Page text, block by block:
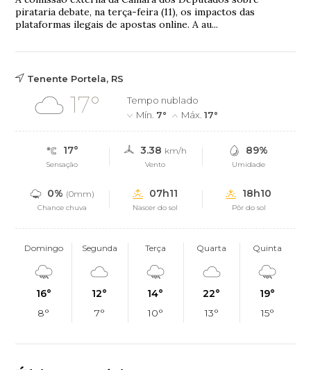
pirataria debate, na terça-feira (11), os impactos das
plataformas ilegais de apostas online. A au...
Tenente Portela, RS
17°
Tempo nublado
Mín. 7° Máx.17°
17°
Sensação
3.38 km/h
Vento
89%
Umidade
0% (0mm)
Chance chuva
07h11
Nascer do sol
18h10
Pôr do sol
Domingo
16°
8°
Segunda
12°
7°
Terça
14°
10°
Quarta
22°
13°
Quinta
19°
15°